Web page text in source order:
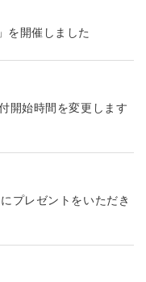
を開催しました
開始時間を変更します
プレゼントをいただき